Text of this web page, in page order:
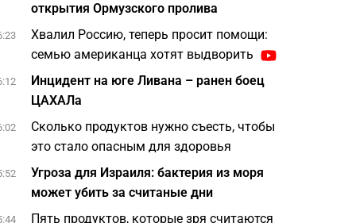
открытия Ормузского пролива
Хвалил Россию, теперь просит помощи:
семью американца хотят выдворить
Инцидент на юге Ливана – ранен боец
ЦАХАЛа
Сколько продуктов нужно съесть, чтобы
это стало опасным для здоровья
Угроза для Израиля: бактерия из моря
может убить за считаные дни
Пять продуктов, которые зря считаются